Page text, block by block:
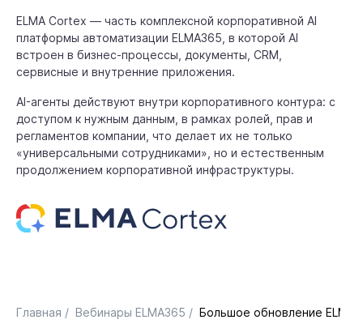
ELMA Cortex — часть комплексной корпоративной AI
платформы автоматизации ELMA365, в которой AI
встроен в бизнес-процессы, документы, CRM,
сервисные и внутренние приложения.
AI-агенты действуют внутри корпоративного контура: с
доступом к нужным данным, в рамках ролей, прав и
регламентов компании, что делает их не только
«универсальными сотрудниками», но и естественным
продолжением корпоративной инфраструктуры.
Главная / Вебинары ELMA365 / Большое обновление ELMA